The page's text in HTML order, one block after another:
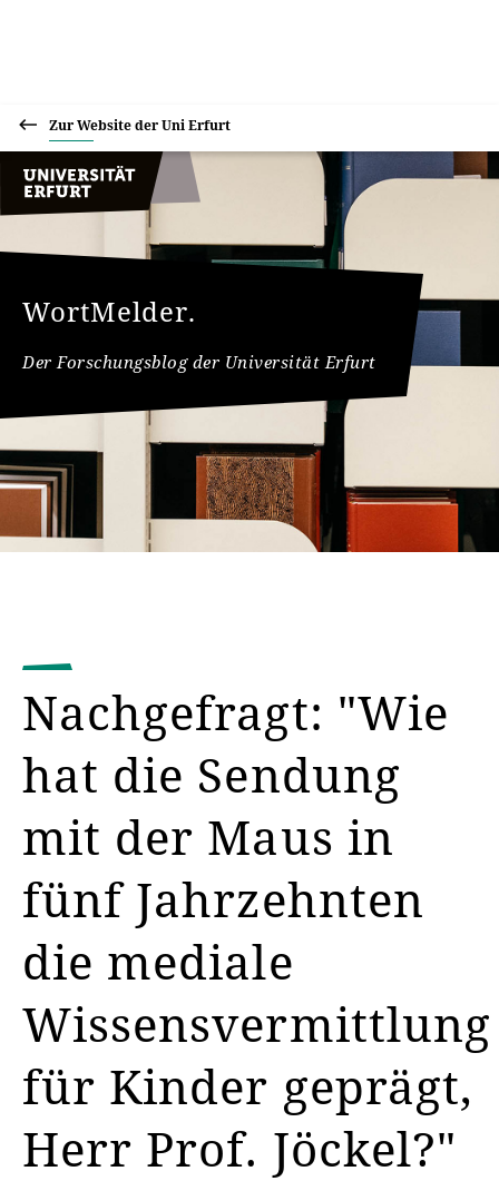
Zur Website der Uni Erfurt
WortMelder.
Der Forschungsblog der Universität Erfurt
Nachgefragt: "Wie
hat die Sendung
mit der Maus in
fünf Jahrzehnten
die mediale
Wissensvermittlung
für Kinder geprägt,
Herr Prof. Jöckel?"